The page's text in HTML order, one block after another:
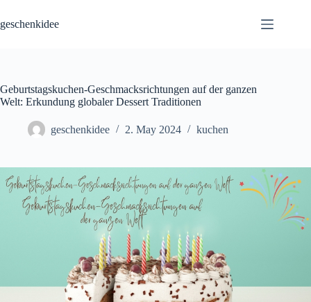
content
geschenkidee
Geburtstagskuchen-Geschmacksrichtungen auf der ganzen
Welt: Erkundung globaler Dessert Traditionen
geschenkidee 2. May 2024 kuchen